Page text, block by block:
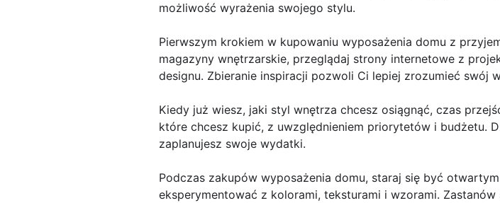
możliwość wyrażenia swojego stylu.
Pierwszym krokiem w kupowaniu wyposażenia domu z
magazyny wnętrzarskie, przeglądaj strony internetowe z
designu. Zbieranie inspiracji pozwoli Ci lepiej zrozumieć swój
Kiedy już wiesz, jaki styl wnętrza chcesz osiągnąć, czas
które chcesz kupić, z uwzględnieniem priorytetów i budżetu.
zaplanujesz swoje wydatki.
Podczas zakupów wyposażenia domu, staraj się być
eksperymentować z kolorami, teksturami i wzorami.